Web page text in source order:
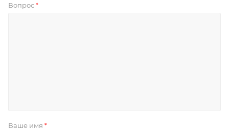
Вопрос *
Ваше имя *